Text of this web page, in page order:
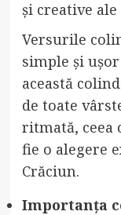
și creative
Versurile
simple și ușor
această
de toate
ritmată, ceea
fie o alegere
Crăciun.
Importanța